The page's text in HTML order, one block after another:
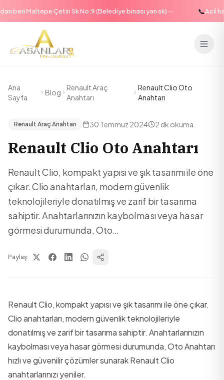
beri Maltepe Çetin Sk No:9 (Belediye binası yan sk)— Acil
Ana
Sayfa
Blog
Renault Araç
Anahtarı
Renault Clio Oto
Anahtarı
Renault Araç Anahtarı 30 Temmuz 2024 2 dk okuma
Renault Clio Oto Anahtarı
Renault Clio, kompakt yapısı ve şık tasarımı ile öne
çıkar. Clio anahtarları, modern güvenlik
teknolojileriyle donatılmış ve zarif bir tasarıma
sahiptir. Anahtarlarınızın kaybolması veya hasar
görmesi durumunda, Oto…
Paylaş:
Renault Clio, kompakt yapısı ve şık tasarımı ile öne çıkar.
Clio anahtarları, modern güvenlik teknolojileriyle
donatılmış ve zarif bir tasarıma sahiptir. Anahtarlarınızın
kaybolması veya hasar görmesi durumunda, Oto Anahtarı
hızlı ve güvenilir çözümler sunarak Renault Clio
anahtarlarınızı yeniler.